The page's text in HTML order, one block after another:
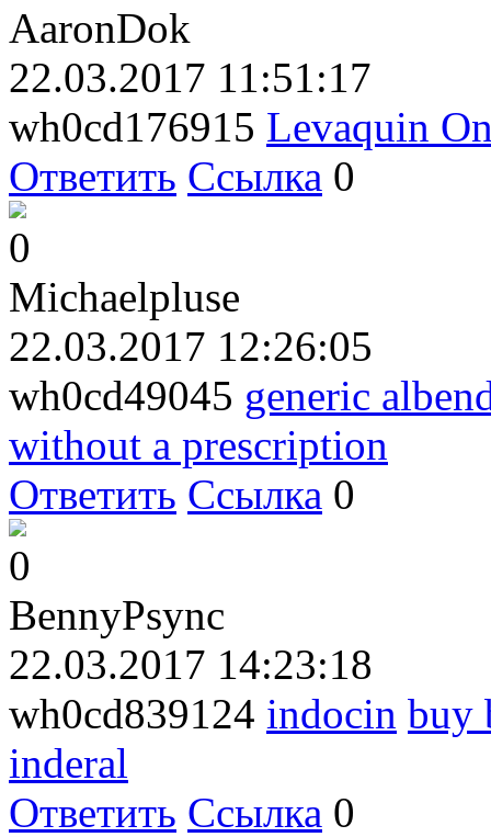
AaronDok
22.03.2017 11:51:17
wh0cd176915 Levaquin
Ответить Ссылка 0
0
Michaelpluse
22.03.2017 12:26:05
wh0cd49045 generic
without a prescription
Ответить Ссылка 0
0
BennyPsync
22.03.2017 14:23:18
wh0cd839124 indocin buy
inderal
Ответить Ссылка 0